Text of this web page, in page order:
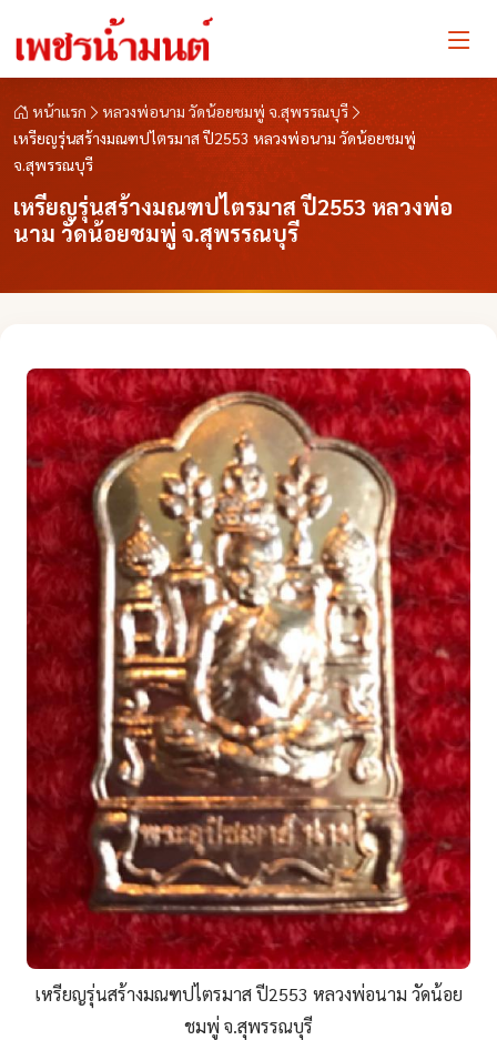
หน้าแรก
หลวงพ่อนาม วัดน้อยชมพู่ จ.สุพรรณบุรี
เหรียญรุ่นสร้างมณฑปไตรมาส ปี2553 หลวงพ่อนาม วัดน้อยชมพู่
จ.สุพรรณบุรี
เหรียญรุ่นสร้างมณฑปไตรมาส ปี2553 หลวงพ่อ
นาม วัดน้อยชมพู่ จ.สุพรรณบุรี
เหรียญรุ่นสร้างมณฑปไตรมาส ปี2553 หลวงพ่อนาม วัดน้อย
ชมพู่ จ.สุพรรณบุรี